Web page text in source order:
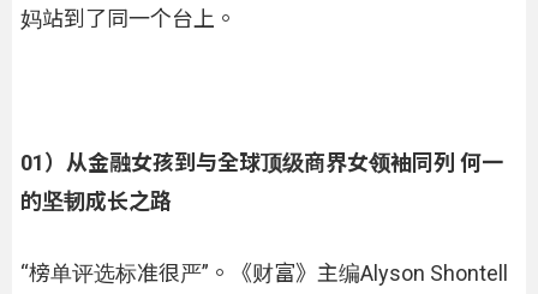
妈站到了同一个台上。
01）从金融女孩到与全球顶级商界女领袖同列 何一
的坚韧成长之路
“榜单评选标准很严”。《财富》主编Alyson Shontell